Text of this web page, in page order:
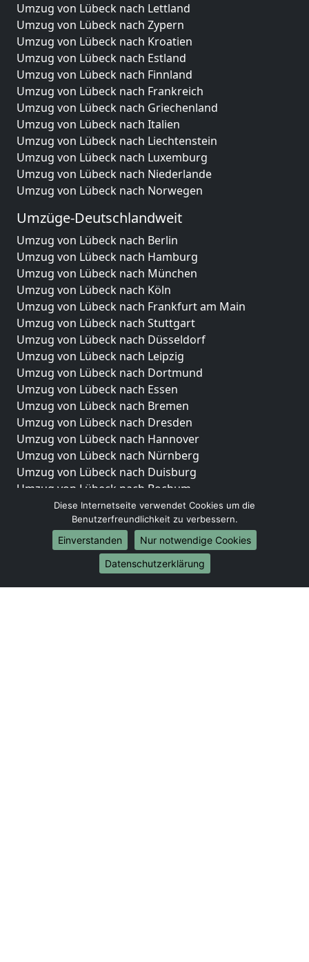
Umzug von Lübeck nach Lettland
Umzug von Lübeck nach Zypern
Umzug von Lübeck nach Kroatien
Umzug von Lübeck nach Estland
Umzug von Lübeck nach Finnland
Umzug von Lübeck nach Frankreich
Umzug von Lübeck nach Griechenland
Umzug von Lübeck nach Italien
Umzug von Lübeck nach Liechtenstein
Umzug von Lübeck nach Luxemburg
Umzug von Lübeck nach Niederlande
Umzug von Lübeck nach Norwegen
Umzüge-Deutschlandweit
Umzug von Lübeck nach Berlin
Umzug von Lübeck nach Hamburg
Umzug von Lübeck nach München
Umzug von Lübeck nach Köln
Umzug von Lübeck nach Frankfurt am Main
Umzug von Lübeck nach Stuttgart
Umzug von Lübeck nach Düsseldorf
Umzug von Lübeck nach Leipzig
Umzug von Lübeck nach Dortmund
Umzug von Lübeck nach Essen
Umzug von Lübeck nach Bremen
Umzug von Lübeck nach Dresden
Umzug von Lübeck nach Hannover
Umzug von Lübeck nach Nürnberg
Umzug von Lübeck nach Duisburg
Umzug von Lübeck nach Bochum
Umzug von Lübeck nach Wuppertal
Umzug von Lübeck nach Bielefeld
Umzug von Lübeck nach Bonn
Umzug von Lübeck nach Münster
Diese Internetseite verwendet Cookies um die
Benutzerfreundlichkeit zu verbessern.
Einverstanden
Nur notwendige Cookies
Datenschutzerklärung